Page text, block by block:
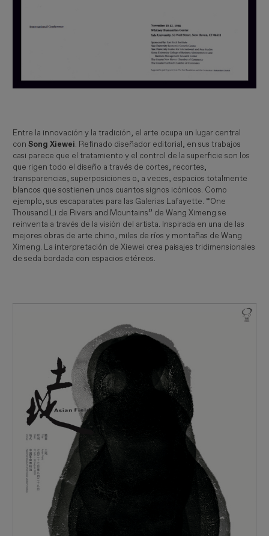
Entre la innovación y la tradición, el arte ocupa un lugar central
conSong Xiewei. Refinado diseñador editorial, en sus trabajos
casi parece que el tratamiento y el control de la superficie son los
que rigen todo el diseño a través de cortes, recortes,
transparencias, superposiciones o, a veces, espacios totalmente
blancos que sostienen unos cuantos signos icónicos. Como
ejemplo, sus escaparates para las Galerias Lafayette. “One
Thousand Li de Rivers and Mountains” de Wang Ximeng se
reinventa a través de la visión del artista. Inspirada en una de las
mejores obras de arte chino, miles de ríos y montañas de Wang
Ximeng. La interpretación de Xiewei crea paisajes tridimensionales
de seda bordada con espacios etéreos.